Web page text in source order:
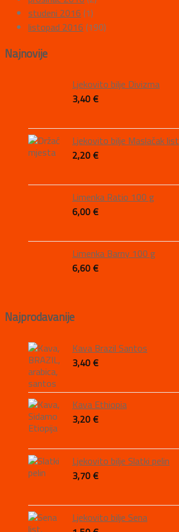
studeni 2016 (1)
listopad 2016 (190)
Najnovije
Ljekovito bilje Divizma
3,40€
Ljekovito bilje Maslačak list
2,20€
Limenka Ratio 100 g
6,00€
Limenka Barny 100 g
6,60€
Najprodavanije
Kava Brazil Santos
3,40€
Kava Ethiopia
3,20€
Ljekovito bilje Slatki pelin
3,70€
Ljekovito bilje Sena